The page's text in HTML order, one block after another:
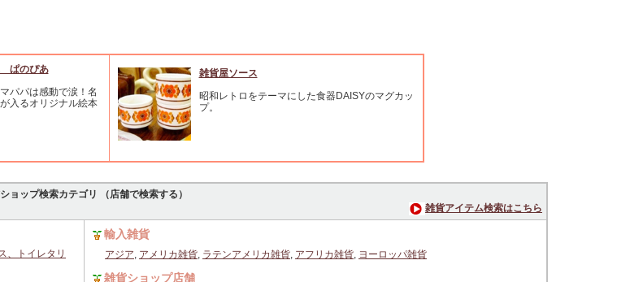
ぱのぴあ
パパは感動で涙！名
入るオリジナル絵本
雑貨屋ソース
昭和レトロをテーマにした食器DAISYのマグカッ
プ。
ョップ検索カテゴリ （店舗で検索する）
雑貨アイテム検索はこちら
、トイレタリ
輸入雑貨
アジア, アメリカ雑貨, ラテンアメリカ雑貨, アフリカ雑貨, ヨーロッパ雑貨
雑貨ショップ店舗